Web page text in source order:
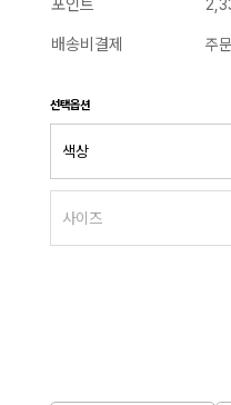
포인트
배송비결제 주
선택옵션